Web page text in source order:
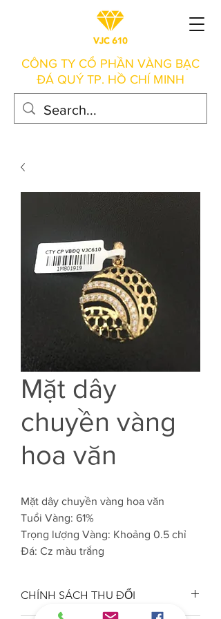
CÔNG TY CỔ PHẦN VÀNG BẠC
ĐÁ QUÝ TP. HỒ CHÍ MINH
Mặt dây
chuyền vàng
hoa văn
Mặt dây chuyền vàng hoa văn
Tuổi Vàng: 61%
Trọng lượng Vàng: Khoảng 0.5 chỉ
Đá: Cz màu trắng
CHÍNH SÁCH THU ĐỔI